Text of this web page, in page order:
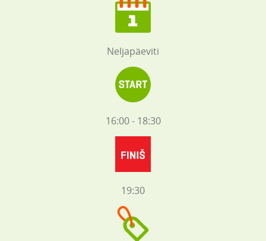
Neljapäeviti
16:00 - 18:30
19:30